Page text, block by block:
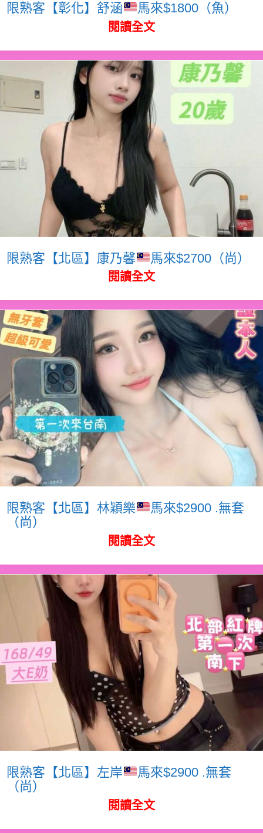
限熟客【彰化】舒涵 馬來$1800（魚）
閱讀全文
限熟客【北區】康乃馨 馬來$2700（尚）
閱讀全文
限熟客【北區】林穎樂
馬來$2900 .無套
（尚）
閱讀全文
限熟客【北區】左岸
馬來$2900 .無套
（尚）
閱讀全文